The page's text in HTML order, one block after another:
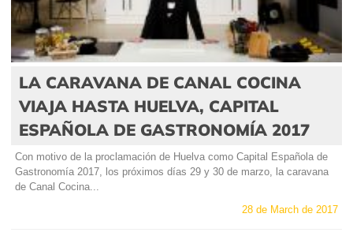
LA CARAVANA DE CANAL COCINA
VIAJA HASTA HUELVA, CAPITAL
ESPAÑOLA DE GASTRONOMÍA 2017
Con motivo de la proclamación de Huelva como Capital Española de
Gastronomía 2017, los próximos días 29 y 30 de marzo, la caravana
de Canal Cocina...
28 de March de 2017